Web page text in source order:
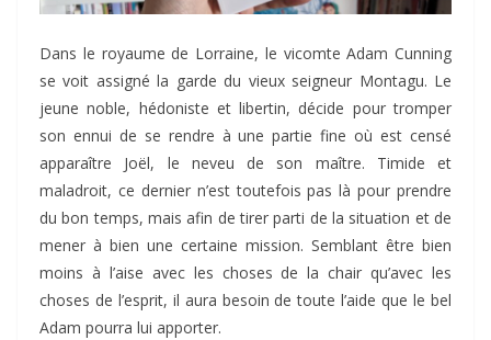
Dans le royaume de Lorraine, le vicomte Adam Cunning
se voit assigné la garde du vieux seigneur Montagu. Le
jeune noble, hédoniste et libertin, décide pour tromper
son ennui de se rendre à une partie fine où est censé
apparaître Joël, le neveu de son maître. Timide et
maladroit, ce dernier n’est toutefois pas là pour prendre
du bon temps, mais afin de tirer parti de la situation et de
mener à bien une certaine mission. Semblant être bien
moins à l’aise avec les choses de la chair qu’avec les
choses de l’esprit, il aura besoin de toute l’aide que le bel
Adam pourra lui apporter.